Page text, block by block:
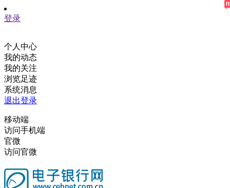
登录
个人中心
我的动态
我的关注
浏览足迹
系统消息
退出登录
移动端
访问手机端
官微
访问官微